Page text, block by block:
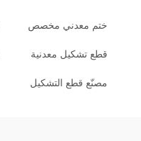
ختم معدني مخصص
قطع تشكيل معدنية
مصنّع قطع التشكيل